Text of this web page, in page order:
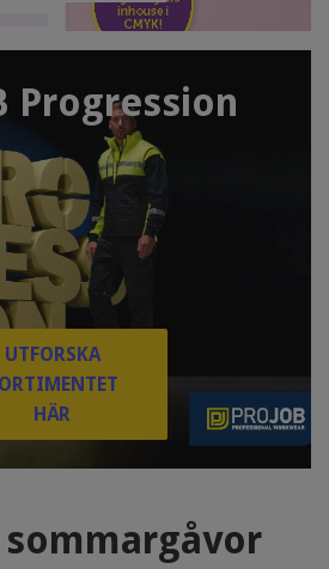
Progression
UTFORSKA
HÄR
sommargåvor